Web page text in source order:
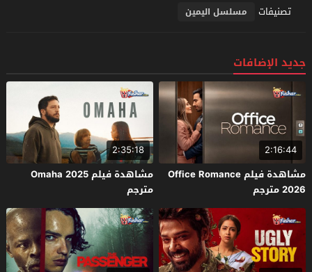
تصنيفات مسلسل اليمين
جديد الإضافات
2:16:44
مشاهدة فيلم Office Romance
2026 مترجم
2:35:18
مشاهدة فيلم Omaha 2025
مترجم